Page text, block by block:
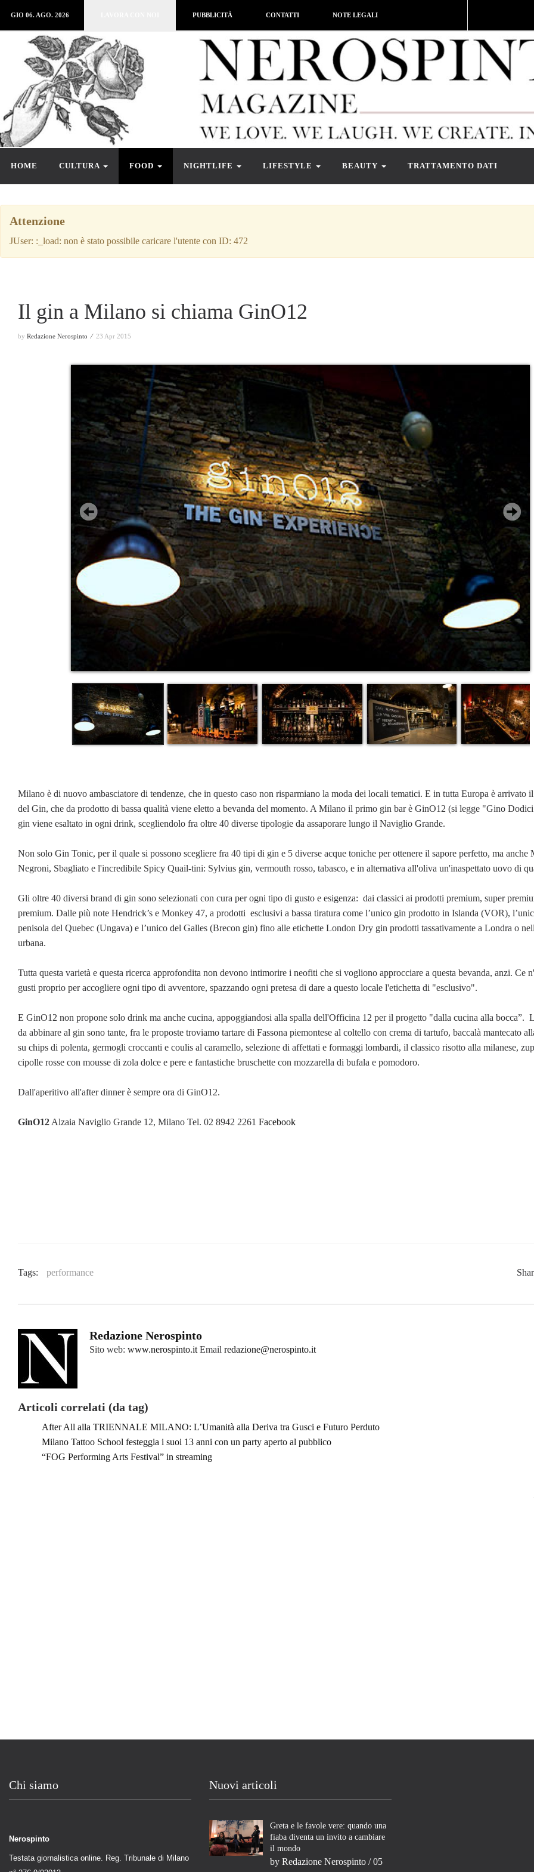
GIO 06. AGO. 2026 PUBBLICITÀ CONTATTI NOTE LEGALI
HOME CULTURA FOOD NIGHTLIFE LIFESTYLE BEAUTY TRATTAMENTO DATI
Attenzione
JUser: :_load: non è stato possibile caricare l'utente con ID: 472
Il gin a Milano si chiama GinO12
by Redazione Nerospinto ⁄ 23 Apr 2015
Milano è di nuovo ambasciatore di tendenze, che in questo caso non risparmiano la moda dei locali tematici. E in tutta Europa è arrivato
del Gin, che da prodotto di bassa qualità viene eletto a bevanda del momento. A Milano il primo gin bar è GinO12 (si legge "Gino
gin viene esaltato in ogni drink, scegliendolo fra oltre 40 diverse tipologie da assaporare lungo il Naviglio Grande.
Non solo Gin Tonic, per il quale si possono scegliere fra 40 tipi di gin e 5 diverse acque toniche per ottenere il sapore perfetto, ma anche
Negroni, Sbagliato e l'incredibile Spicy Quail-tini: Sylvius gin, vermouth rosso, tabasco, e in alternativa all'oliva un'inaspettato uovo di
Gli oltre 40 diversi brand di gin sono selezionati con cura per ogni tipo di gusto e esigenza: dai classici ai prodotti premium, super
premium. Dalle più note Hendrick’s e Monkey 47, a prodotti esclusivi a bassa tiratura come l’unico gin prodotto in Islanda (VOR),
penisola del Quebec (Ungava) e l’unico del Galles (Brecon gin) fino alle etichette London Dry gin prodotti tassativamente a Londra o
urbana.
Tutta questa varietà e questa ricerca approfondita non devono intimorire i neofiti che si vogliono approcciare a questa bevanda, anzi. Ce
gusti proprio per accogliere ogni tipo di avventore, spazzando ogni pretesa di dare a questo locale l'etichetta di "esclusivo".
E GinO12 non propone solo drink ma anche cucina, appoggiandosi alla spalla dell'Officina 12 per il progetto "dalla cucina alla bocca”.
da abbinare al gin sono tante, fra le proposte troviamo tartare di Fassona piemontese al coltello con crema di tartufo, baccalà mantecato
su chips di polenta, germogli croccanti e coulis al caramello, selezione di affettati e formaggi lombardi, il classico risotto alla milanese,
cipolle rosse con mousse di zola dolce e pere e fantastiche bruschette con mozzarella di bufala e pomodoro.
Dall'aperitivo all'after dinner è sempre ora di GinO12.
GinO12 Alzaia Naviglio Grande 12, Milano Tel. 02 8942 2261 Facebook
Tags: performance
Redazione Nerospinto
Sito web: www.nerospinto.it Email redazione@nerospinto.it
Articoli correlati (da tag)
After All alla TRIENNALE MILANO: L’Umanità alla Deriva tra Gusci e Futuro Perduto
Milano Tattoo School festeggia i suoi 13 anni con un party aperto al pubblico
“FOG Performing Arts Festival” in streaming
Chi siamo
Nerospinto
Testata giornalistica online. Reg. Tribunale di Milano
Nuovi articoli
Greta e le favole vere: quando una
fiaba diventa un invito a cambiare
il mondo
by Redazione Nerospinto / 05